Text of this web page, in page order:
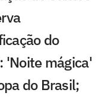
do
'Noite mágica'
do Brasil;